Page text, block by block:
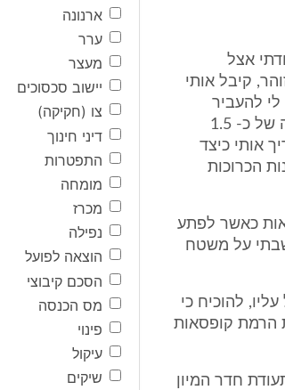
אצל
וכמלגזן. מנהל מחסן אצל הנתבעת 2, מר זוהר, קיבל אותי
להעביר
קופסאות קרטון עם גלילי נייר ממשטח שעמד על הרצפה למדף בגובה של כ- 1.5
מר זוהר לא הדריך אותי כיצד
הכרוכות
בסידור המחסן. הספקתי להעביר 6-5 קופסאות כאשר לפתע
על משטח
להוכיח כי
הרמת קופסאות
חדר המיון
ארנונה
ערר
מעצר
יישוב סכסוכים
צו (חקיקה)
דיני חינוך
התפטרות
מומחה
מכרז
נפילה
הוצאה לפועל
הסכם קיבוצי
מס הכנסה
פינוי
עיקול
שיקים